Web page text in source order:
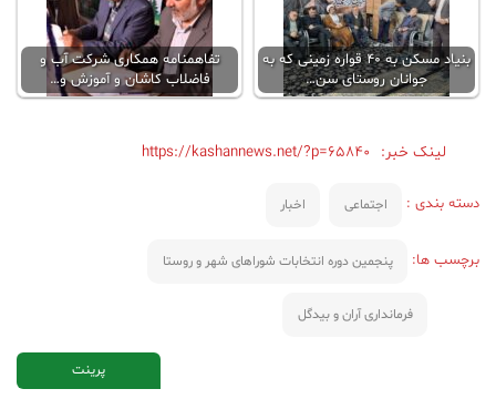
بنیاد مسکن به 40 قواره زمینی که به
جوانان روستای سن…
تفاهمنامه همکاری شرکت آب و
فاضلاب کاشان و آموزش و…
لینک خبر: https://kashannews.net/?p=65840
دسته بندی : اجتماعی اخبار
برچسب ها: پنجمین دوره انتخابات شوراهای شهر و روستا
فرمانداری آران و بیدگل
پرینت